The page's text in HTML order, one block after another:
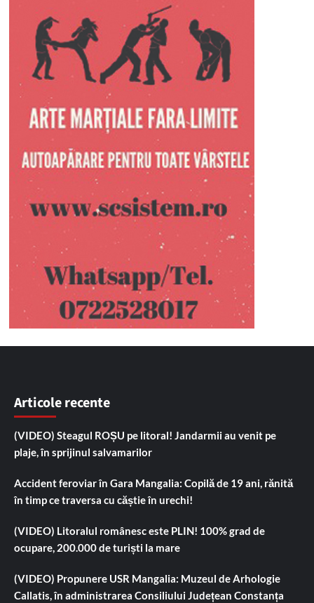
Articole recente
(VIDEO) Steagul ROȘU pe litoral! Jandarmii au venit pe
plaje, în sprijinul salvamarilor
Accident feroviar în Gara Mangalia: Copilă de 19 ani, rănită
în timp ce traversa cu căștie în urechi!
(VIDEO) Litoralul românesc este PLIN! 100% grad de
ocupare, 200.000 de turiști la mare
(VIDEO) Propunere USR Mangalia: Muzeul de Arhologie
Callatis, în administrarea Consiliului Județean Constanța